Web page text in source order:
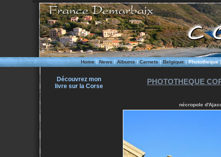
Home|News|Albums|Carnets|Belgique|Phototheque
Découvrez mon
livre sur la Corse
PHOTOTHEQUE
nécropole